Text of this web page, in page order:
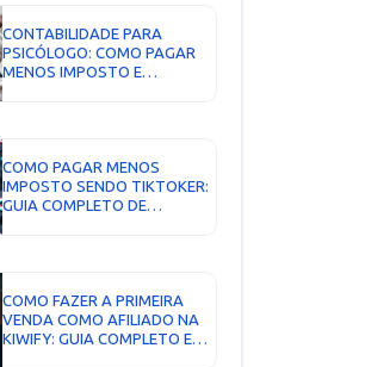
CONTABILIDADE PARA
PSICÓLOGO: COMO PAGAR
MENOS IMPOSTO E
ORGANIZAR SEU
COMO PAGAR MENOS
IMPOSTO SENDO TIKTOKER:
GUIA COMPLETO DE
TRIBUTAÇÃO EM 2026...
COMO FAZER A PRIMEIRA
VENDA COMO AFILIADO NA
KIWIFY: GUIA COMPLETO E